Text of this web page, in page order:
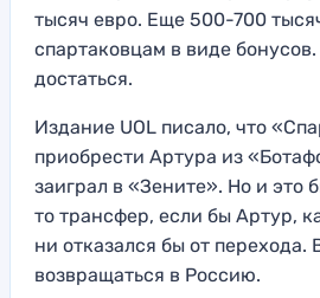
тысяч евро. Еще 500-700
спартаковцам в виде
достаться.
Издание UOL писало, что
приобрести Артура из
заиграл в «Зените». Но и это
то трансфер, если бы Артур,
ни отказался бы от перехода.
возвращаться в Россию.